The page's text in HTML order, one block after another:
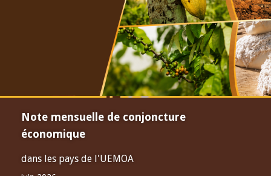
Note mensuelle de conjoncture
économique
dans les pays de l'UEMOA